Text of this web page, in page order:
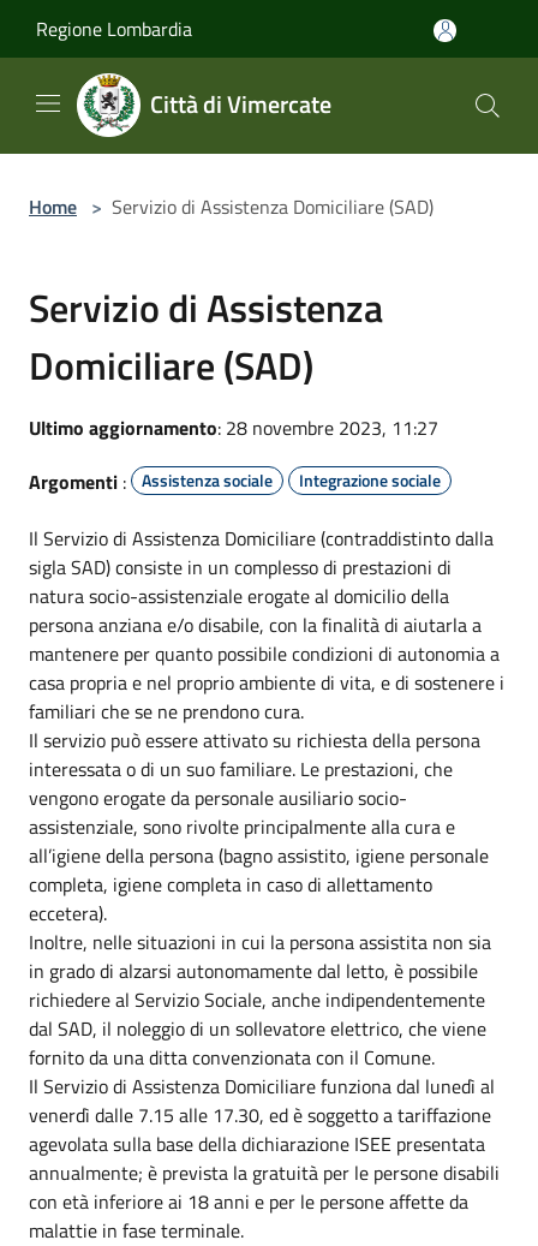
Regione Lombardia
Città di Vimercate
Home > Servizio di Assistenza Domiciliare (SAD)
Servizio di Assistenza
Domiciliare (SAD)
Ultimo aggiornamento: 28 novembre 2023, 11:27
Argomenti : Assistenza sociale Integrazione sociale
Il Servizio di Assistenza Domiciliare (contraddistinto dalla
sigla SAD) consiste in un complesso di prestazioni di
natura socio-assistenziale erogate al domicilio della
persona anziana e/o disabile, con la finalità di aiutarla a
mantenere per quanto possibile condizioni di autonomia a
casa propria e nel proprio ambiente di vita, e di sostenere i
familiari che se ne prendono cura.
Il servizio può essere attivato su richiesta della persona
interessata o di un suo familiare. Le prestazioni, che
vengono erogate da personale ausiliario socio-
assistenziale, sono rivolte principalmente alla cura e
all’igiene della persona (bagno assistito, igiene personale
completa, igiene completa in caso di allettamento
eccetera).
Inoltre, nelle situazioni in cui la persona assistita non sia
in grado di alzarsi autonomamente dal letto, è possibile
richiedere al Servizio Sociale, anche indipendentemente
dal SAD, il noleggio di un sollevatore elettrico, che viene
fornito da una ditta convenzionata con il Comune.
Il Servizio di Assistenza Domiciliare funziona dal lunedì al
venerdì dalle 7.15 alle 17.30, ed è soggetto a tariffazione
agevolata sulla base della dichiarazione ISEE presentata
annualmente; è prevista la gratuità per le persone disabili
con età inferiore ai 18 anni e per le persone affette da
malattie in fase terminale.